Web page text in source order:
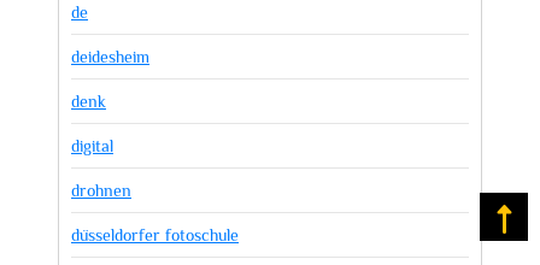
de
deidesheim
denk
digital
drohnen
düsseldorfer fotoschule